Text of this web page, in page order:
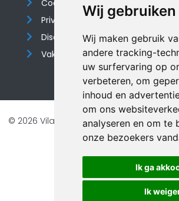
Wij
Wij maken gebruik
andere tracking-
uw surfervaring op
verbeteren, om
inhoud en
om ons
analyseren en om te
onze bezoekers
Ik ga
Ik
Cookieverklaring
Privacyverklaring
Disclaimer
Vakantiehuis website
© 2026 Vilando Vakantiehuizen |
Veilig online betalen met